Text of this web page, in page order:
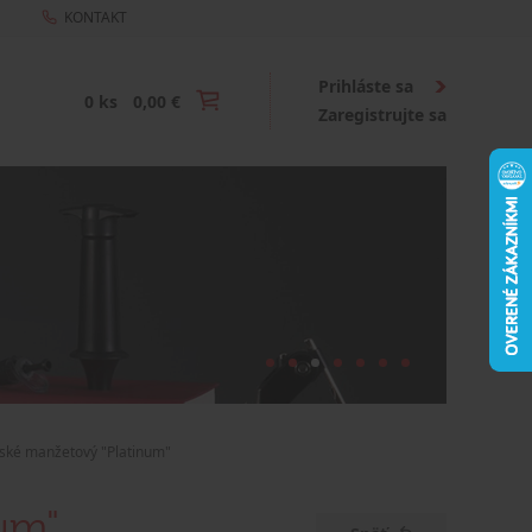
KONTAKT
0 ks 0,00 €
Prihláste sa
Zaregistrujte sa